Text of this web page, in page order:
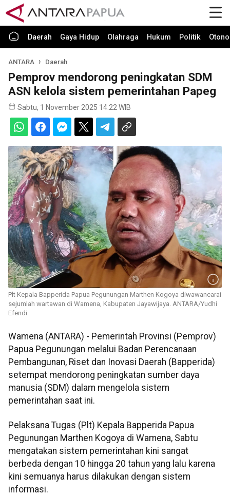
Daerah Gaya Hidup Olahraga Hukum Politik
ANTARA Daerah
Pemprov mendorong peningkatan SDM
ASN kelola sistem pemerintahan Papeg
Sabtu, 1 November 2025 14:22 WIB
Plt Kepala Bapperida Papua Pegunungan Marthen Kogoya diwawancarai
sejumlah wartawan di Wamena, Kabupaten Jayawijaya. ANTARA/Yudhi
Efendi.
Wamena (ANTARA) - Pemerintah Provinsi (Pemprov)
Papua Pegunungan melalui Badan Perencanaan
Pembangunan, Riset dan Inovasi Daerah (Bapperida)
setempat mendorong peningkatan sumber daya
manusia (SDM) dalam mengelola sistem
pemerintahan saat ini.
Pelaksana Tugas (Plt) Kepala Bapperida Papua
Pegunungan Marthen Kogoya di Wamena, Sabtu
mengatakan sistem pemerintahan kini sangat
berbeda dengan 10 hingga 20 tahun yang lalu karena
kini semuanya harus dilakukan dengan sistem
informasi.